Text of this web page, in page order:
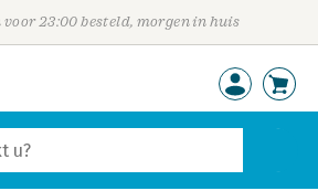
voor 23:00 besteld, morgen in huis